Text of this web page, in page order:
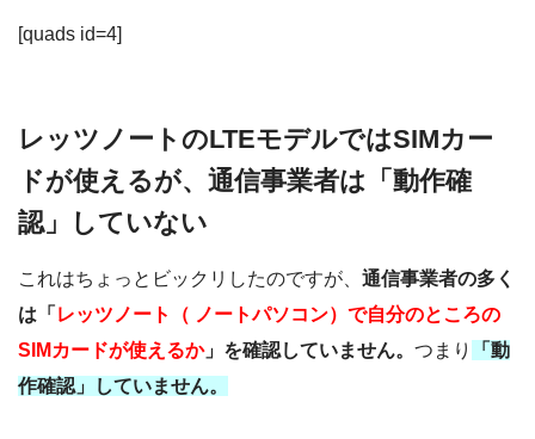
[quads id=4]
レッツノートのLTEモデルではSIMカー
ドが使えるが、通信事業者は「動作確
認」していない
これはちょっとビックリしたのですが、 通信事業者の多く
は「 レッツノート（ ノートパソコン）で自分のところの
SIMカードが使えるか」を確認していません。 つまり
「動
作確認」していません。